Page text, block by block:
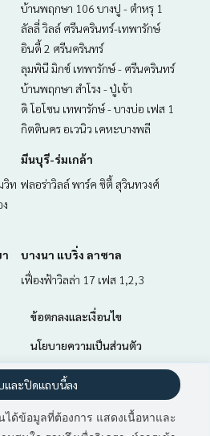
บ้านพฤกษา 106 บางปู - ตำหรุ 1
ลัลลี่ วิลล์ ศรีนครินทร์-เทพารักษ์
อินดี้ 2 ศรีนครินทร์
ลุมพินี มิกซ์ เทพารักษ์ - ศรีนครินทร์
บ้านพฤกษา สำโรง - ปู่เจ้า
ดิ โอโซน เทพารักษ์ - บางบ่อ เฟส 1
กิตตินคร อเวนิว เคหะบางพลี
วิท
มีนบุรี-ร่มเกล้า
ฟลอร่าวิลล์ พาร์ค ซิตี้ สุวินทวงศ์
บางนา แบริ่ง ลาซาล
เฟื่องฟ้าวิลล่า 17 เฟส 1,2,3
ข้อตกลงและเงื่อนไข
นโยบายความเป็นส่วนตัว
เกี่ยวกับเรา
วิธีการฝากขาย-เช่า
ติดต่อ
ได้ข้อมูลที่ต้องการ แสดงเนื้อหาและ
และปิดแถบนี้ลง